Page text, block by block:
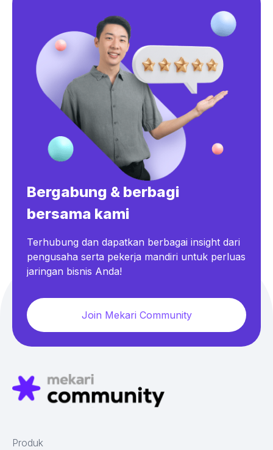
Bergabung & berbagi
bersama kami
Terhubung dan dapatkan berbagai insight dari
pengusaha serta pekerja mandiri untuk perluas
jaringan bisnis Anda!
Join Mekari Community
Produk